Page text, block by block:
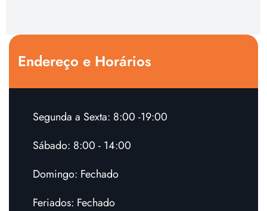
Endereço e Horários
Segunda a Sexta: 8:00 -19:00
Sábado: 8:00 - 14:00
Domingo: Fechado
Feriados: Fechado